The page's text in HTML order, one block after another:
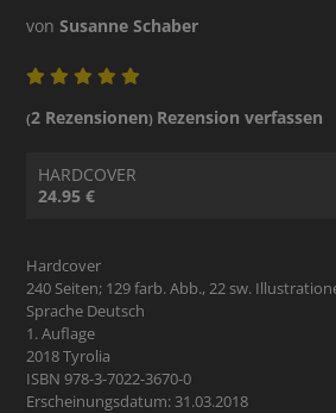
vonSusanne Schaber
(2 Rezensionen) Rezension verfassen
HARDCOVER
24.95 €
Hardcover
240 Seiten; 129 farb. Abb., 22 sw.
Sprache Deutsch
1. Auflage
2018 Tyrolia
ISBN 978-3-7022-3670-0
Erscheinungsdatum: 31.03.2018